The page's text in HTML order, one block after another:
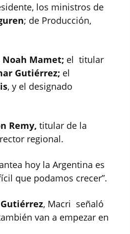
los ministros de
; de Producción,
Noah Mamet; el titular
Gutiérrez; el
, y el designado
Remy, titular de la
regional.
hoy la Argentina es
que podamos crecer”.
, Macri señaló
van a empezar en